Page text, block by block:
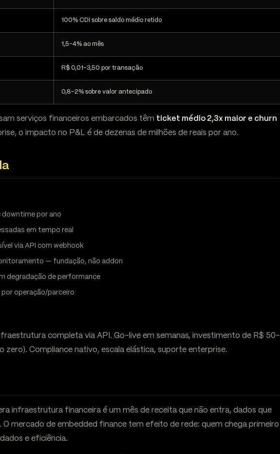
100% CDI sobre saldo médio retido
1,5-4% ao mês
R$ 0,01-3,50 por transação
0,8-2% sobre valor antecipado
serviços financeiros embarcados têm ticket médio 2,3x maior e churn
o impacto no P&L é de dezenas de milhões de reais por ano.
downtime por ano
em tempo real
via API com webhook
— fundação, não addon
degradação de performance
operação/parceiro
completa via API. Go-live em semanas, investimento de R$ 50-
zero). Compliance nativo, escala elástica, suporte enterprise.
infraestrutura financeira é um mês de receita que não entra, dados que
O mercado de embedded finance tem efeito de rede: quem chega primeiro
e eficiência.